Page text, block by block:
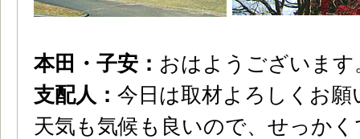
本田・子安： おはようございます
支配人： 今日は取材よろしくお願
天気も気候も良いので、せっか